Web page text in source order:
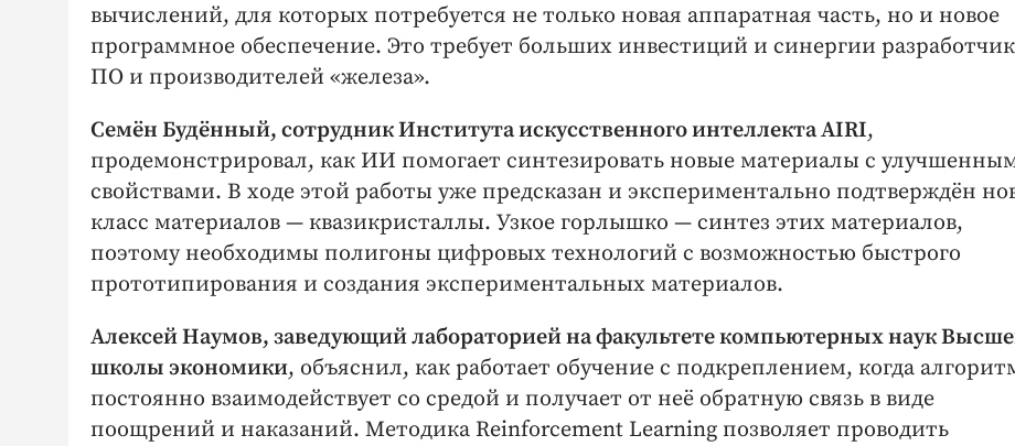
вычислений, для которых потребуется не только новая аппаратная часть, но и новое
программное обеспечение. Это требует больших инвестиций и синергии
ПО и производителей «железа».
Семён Будённый, сотрудник Института искусственного интеллекта AIRI,
продемонстрировал, как ИИ помогает синтезировать новые материалы с
свойствами. В ходе этой работы уже предсказан и экспериментально подтверждён
класс материалов — квазикристаллы. Узкое горлышко — синтез этих материалов,
поэтому необходимы полигоны цифровых технологий с возможностью быстрого
прототипирования и создания экспериментальных материалов.
Алексей Наумов, заведующий лабораторией на факультете компьютерных наук
школы экономики, объяснил, как работает обучение с подкреплением, когда
постоянно взаимодействует со средой и получает от неё обратную связь в виде
поощрений и наказаний. Методика Reinforcement Learning позволяет проводить